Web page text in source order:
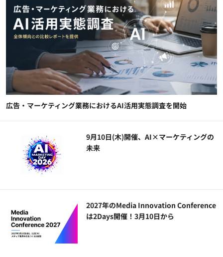
広告・マーケティング業務におけるAI活用実態調査を開始
9月10日(木)開催、AI×マーケティングの
未来
2027年のMedia Innovation Conference
は2Days開催！3月10日から